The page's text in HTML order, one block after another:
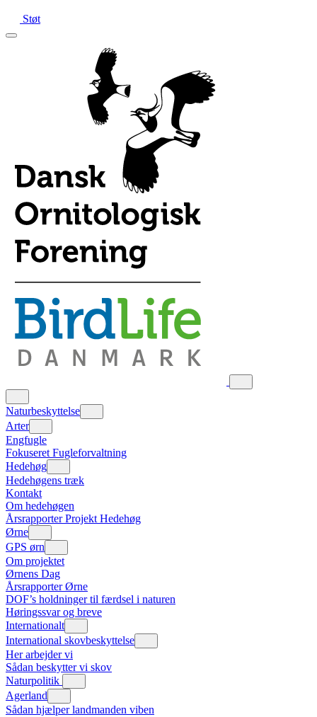
Støt
Naturbeskyttelse
Arter
Engfugle
Fokuseret Fugleforvaltning
Hedehøg
Hedehøgens træk
Kontakt
Om hedehøgen
Årsrapporter Projekt Hedehøg
Ørne
GPS ørn
Om projektet
Ørnens Dag
Årsrapporter Ørne
DOF’s holdninger til færdsel i naturen
Høringssvar og breve
Internationalt
International skovbeskyttelse
Her arbejder vi
Sådan beskytter vi skov
Naturpolitik
Agerland
Sådan hjælper landmanden viben